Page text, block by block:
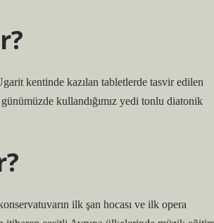
kentinde kazılan tabletlerde tasvir edilen
kullandığımız yedi tonlu diatonik
ilk şan hocası ve ilk opera